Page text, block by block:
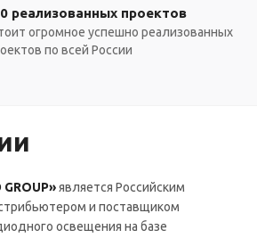
реализованных проектов
огромное успешно реализованных
по всей России
GROUP»является Российским
и поставщиком
освещения на базе